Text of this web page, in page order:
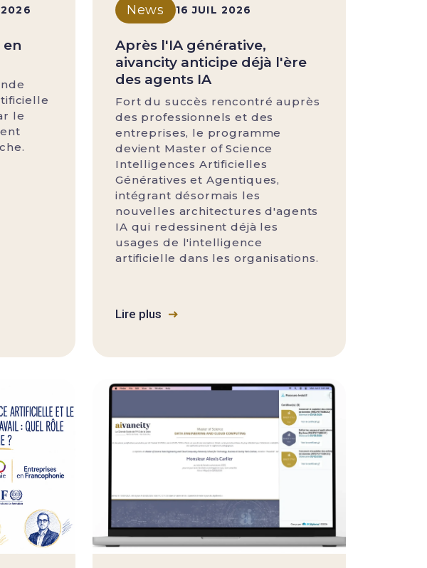
en
le
News 16 JUIL 2026
Après l'IA générative,
aivancity anticipe déjà l'ère
des agents IA
Fort du succès rencontré auprès
des professionnels et des
entreprises, le programme
devient Master of Science
Intelligences Artificielles
Génératives et Agentiques,
intégrant désormais les
nouvelles architectures d'agents
IA qui redessinent déjà les
usages de l'intelligence
artificielle dans les organisations.
Lire plus